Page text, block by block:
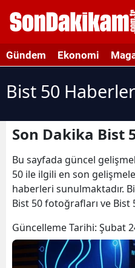
Gündem Ekonomi
Bist 50
Son Dakika Bist
Bu sayfada güncel
50 ile ilgili en son
haberleri sunulmaktadır.
Bist 50 fotoğrafları ve Bist
Güncelleme Tarihi: Şubat